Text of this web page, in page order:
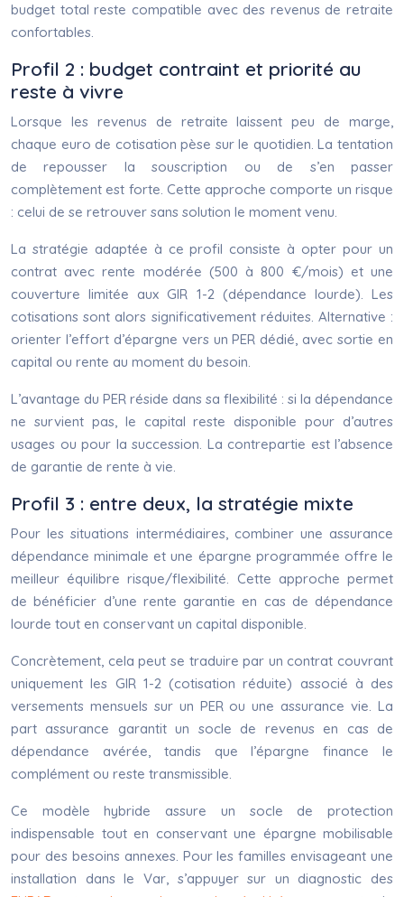
budget total reste compatible avec des revenus de retraite
confortables.
Profil 2 : budget contraint et priorité au
reste à vivre
Lorsque les revenus de retraite laissent peu de marge,
chaque euro de cotisation pèse sur le quotidien. La tentation
de repousser la souscription ou de s’en passer
complètement est forte. Cette approche comporte un risque
: celui de se retrouver sans solution le moment venu.
La stratégie adaptée à ce profil consiste à opter pour un
contrat avec rente modérée (500 à 800 €/mois) et une
couverture limitée aux GIR 1-2 (dépendance lourde). Les
cotisations sont alors significativement réduites. Alternative :
orienter l’effort d’épargne vers un PER dédié, avec sortie en
capital ou rente au moment du besoin.
L’avantage du PER réside dans sa flexibilité : si la dépendance
ne survient pas, le capital reste disponible pour d’autres
usages ou pour la succession. La contrepartie est l’absence
de garantie de rente à vie.
Profil 3 : entre deux, la stratégie mixte
Pour les situations intermédiaires, combiner une assurance
dépendance minimale et une épargne programmée offre le
meilleur équilibre risque/flexibilité. Cette approche permet
de bénéficier d’une rente garantie en cas de dépendance
lourde tout en conservant un capital disponible.
Concrètement, cela peut se traduire par un contrat couvrant
uniquement les GIR 1-2 (cotisation réduite) associé à des
versements mensuels sur un PER ou une assurance vie. La
part assurance garantit un socle de revenus en cas de
dépendance avérée, tandis que l’épargne finance le
complément ou reste transmissible.
Ce modèle hybride assure un socle de protection
indispensable tout en conservant une épargne mobilisable
pour des besoins annexes. Pour les familles envisageant une
installation dans le Var, s’appuyer sur un diagnostic des